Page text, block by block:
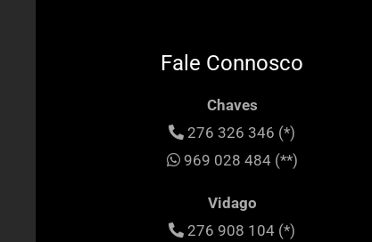
Fale Connosco
Chaves
276 326 346 (*)
969 028 484 (**)
Vidago
276 908 104 (*)